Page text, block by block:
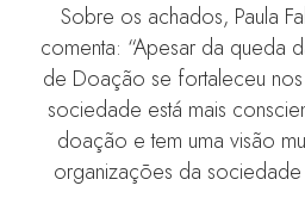
Sobre os achados, Paula
comenta: “Apesar da queda
de Doação se fortaleceu
sociedade está mais
doação e tem uma visão
organizações da sociedade